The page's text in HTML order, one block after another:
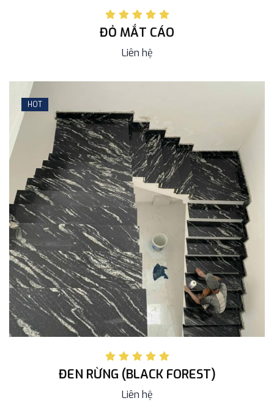
ĐỎ MẮT CÁO
Liên hệ
HOT
ĐEN RỪNG (BLACK FOREST)
Liên hệ